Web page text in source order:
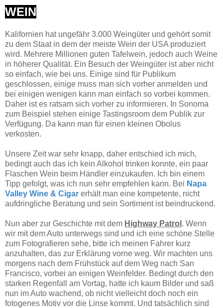
WEIN
Kalifornien hat ungefähr 3.000 Weingüter und gehört somit
zu dem Staat in dem der meiste Wein der USA produziert
wird. Mehrere Millionen guten Tafelwein, jedoch auch Weine
in höherer Qualität. Ein Besuch der Weingüter ist aber nicht
so einfach, wie bei uns. Einige sind für Publikum
geschlossen, einige muss man sich vorher anmelden und
bei einigen wenigen kann man einfach so vorbei kommen.
Daher ist es ratsam sich vorher zu informieren. In Sonoma
zum Beispiel stehen einige Tastingsroom dem Publik zur
Verfügung. Da kann man für einen kleinen Obolus
verkosten.
Unsere Zeit war sehr knapp, daher entschied ich mich,
bedingt auch das ich kein Alkohol trinken konnte, ein paar
Flaschen Wein beim Händler einzukaufen. Ich bin einem
Tipp gefolgt, was ich nun sehr empfehlen kann. Bei Napa
Valley Wine & Cigar erhält man eine kompetente, nicht
aufdringliche Beratung und sein Sortiment ist beindruckend.
Nun aber zur Geschichte mit dem Highway Patrol . Wenn
wir mit dem Auto unterwegs sind und ich eine schöne Stelle
zum Fotografieren sehe, bitte ich meinen Fahrer kurz
anzuhalten, das zur Erklärung vorne weg. Wir machten uns
morgens nach dem Frühstück auf dem Weg nach San
Francisco, vorbei an einigen Weinfelder. Bedingt durch den
starken Regenfall am Vortag, hatte ich kaum Bilder und saß
nun im Auto wachend, ob nicht vielleicht doch noch ein
fotogenes Motiv vor die Linse kommt. Und tatsächlich sind